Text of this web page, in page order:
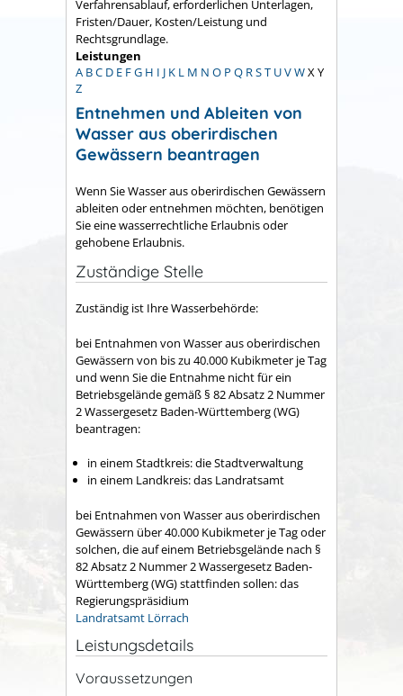
Verfahrensablauf, erforderlichen Unterlagen,
Fristen/Dauer, Kosten/Leistung und
Rechtsgrundlage.
Leistungen
A BC D E FG H I J K L M N O P Q RST UVWX Y
Z
Entnehmen und Ableiten von
Wasser aus oberirdischen
Gewässern beantragen
Wenn Sie Wasser aus oberirdischen Gewässern
ableiten oder entnehmen möchten, benötigen
Sie eine wasserrechtliche Erlaubnis oder
gehobene Erlaubnis.
Zuständige Stelle
Zuständig ist Ihre Wasserbehörde:
bei Entnahmen von Wasser aus oberirdischen
Gewässern von bis zu 40.000 Kubikmeter je Tag
und wenn Sie die Entnahme nicht für ein
Betriebsgelände gemäß § 82 Absatz 2 Nummer
2 Wassergesetz Baden-Württemberg (WG)
beantragen:
in einem Stadtkreis: die Stadtverwaltung
in einem Landkreis: das Landratsamt
bei Entnahmen von Wasser aus oberirdischen
Gewässern über 40.000 Kubikmeter je Tag oder
solchen, die auf einem Betriebsgelände nach §
82 Absatz 2 Nummer 2 Wassergesetz Baden-
Württemberg (WG) stattfinden sollen: das
Regierungspräsidium
Landratsamt Lörrach
Leistungsdetails
Voraussetzungen